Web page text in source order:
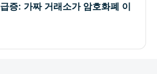
증: 가짜 거래소가 암호화폐 이